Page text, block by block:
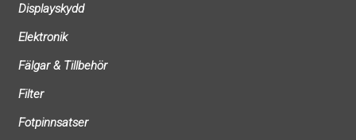
Displayskydd
Elektronik
Fälgar & Tillbehör
Filter
Fotpinnsatser